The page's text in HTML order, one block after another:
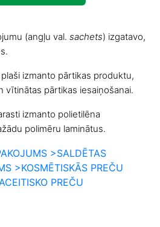
(angļu val.sachets) izgatavo,
izmanto pārtikas produktu,
vītinātas pārtikas iesaiņošanai.
izmanto polietilēna
polimēru laminātus.
>SALDĒTAS
>KOSMĒTISKĀS PREČU
PREČU